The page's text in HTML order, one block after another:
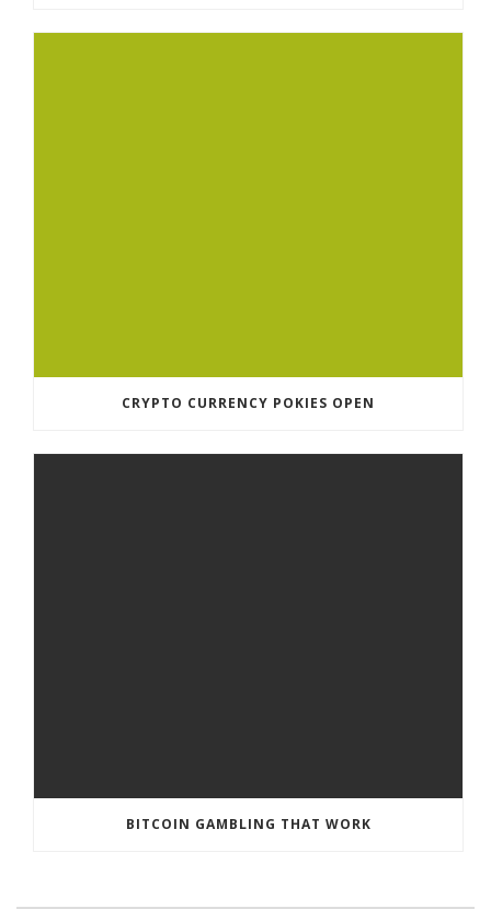
CRYPTO CURRENCY POKIES OPEN
BITCOIN GAMBLING THAT WORK